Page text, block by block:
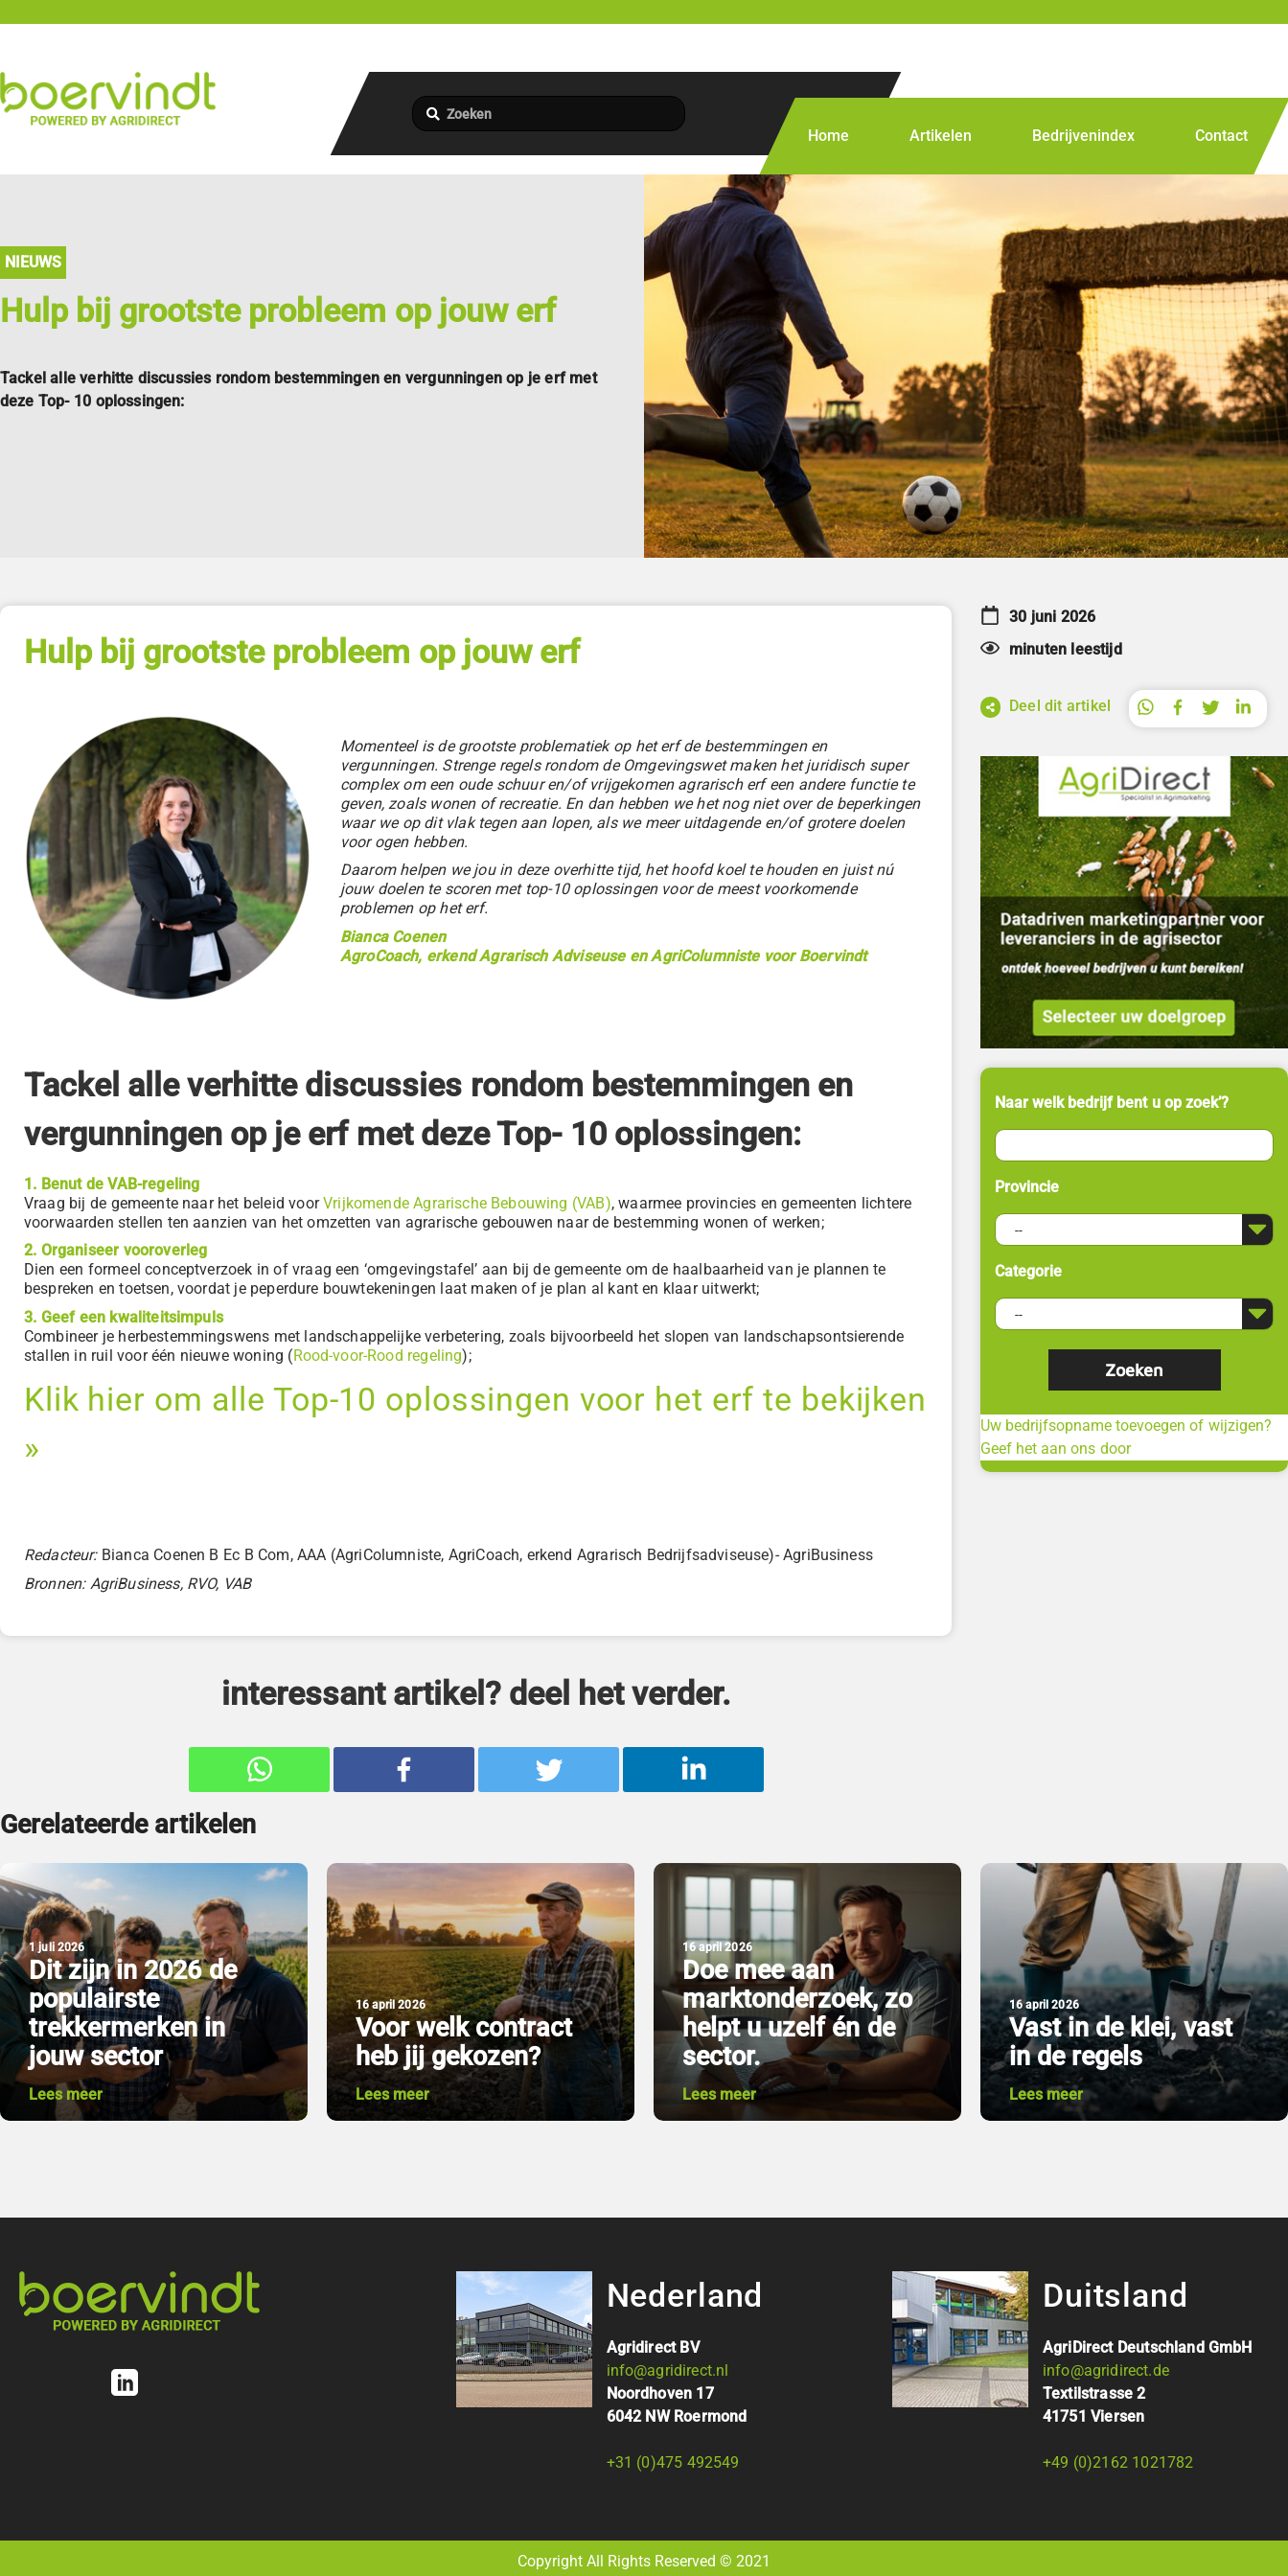
Home Artikelen Bedrijvenindex Contact
NIEUWS
Hulp bij grootste probleem op jouw erf​
Tackel alle verhitte discussies rondom bestemmingen en vergunningen op je erf met
deze Top- 10 oplossingen:
Hulp bij grootste probleem op jouw erf​
Momenteel is de grootste problematiek op het erf de bestemmingen en
vergunningen. Strenge regels rondom de Omgevingswet maken het juridisch super
complex om een oude schuur en/of vrijgekomen agrarisch erf een andere functie te
geven, zoals wonen of recreatie. En dan hebben we het nog niet over de beperkingen
waar we op dit vlak tegen aan lopen, als we meer uitdagende en/of grotere doelen
voor ogen hebben.
Daarom helpen we jou in deze overhitte tijd, het hoofd koel te houden en juist nú
jouw doelen te scoren met top-10 oplossingen voor de meest voorkomende
problemen op het erf.
Bianca Coenen
AgroCoach, erkend Agrarisch Adviseuse en AgriColumniste voor Boervindt
Tackel alle verhitte discussies rondom bestemmingen en
vergunningen op je erf met deze Top- 10 oplossingen:
1. Benut de VAB-regeling
Vraag bij de gemeente naar het beleid voorVrijkomende Agrarische Bebouwing (VAB), waarmee provincies en gemeenten lichtere
voorwaarden stellen ten aanzien van het omzetten van agrarische gebouwen naar de bestemming wonen of werken;
2. Organiseer vooroverleg
Dien een formeel conceptverzoek in of vraag een ‘omgevingstafel’ aan bij de gemeente om de haalbaarheid van je plannen te
bespreken en toetsen, voordat je peperdure bouwtekeningen laat maken of je plan al kant en klaar uitwerkt;
3. Geef een kwaliteitsimpuls
Combineer je herbestemmingswens met landschappelijke verbetering, zoals bijvoorbeeld het slopen van landschapsontsierende
stallen in ruil voor één nieuwe woning (Rood-voor-Rood regeling);
Klik hier om alle Top-10 oplossingen voor het erf te bekijken
»
Redacteur:Bianca Coenen B Ec B Com, AAA (AgriColumniste, AgriCoach, erkend Agrarisch Bedrijfsadviseuse)- AgriBusiness
Bronnen: AgriBusiness, RVO, VAB
interessant artikel? deel het verder.
30 juni 2026
minuten leestijd
Deel dit artikel
Naar welk bedrijf bent u op zoek’?
Provincie
Categorie
Uw bedrijfsopname toevoegen of wijzigen?
Geef het aan ons door
Gerelateerde artikelen
1 juli 2026
Dit zijn in 2026 de
populairste
trekkermerken in
jouw sector
Lees meer
16 april 2026
Voor welk contract
heb jij gekozen?
Lees meer
16 april 2026
Doe mee aan
marktonderzoek, zo
helpt u uzelf én de
sector.
Lees meer
16 april 2026
Vast in de klei, vast
in de regels
Lees meer
Nederland
Agridirect BV
info@agridirect.nl
Noordhoven 17
6042 NW Roermond
+31 (0)475 492549
Duitsland
AgriDirect Deutschland GmbH
info@agridirect.de
Textilstrasse 2
41751 Viersen
+49 (0)2162 1021782
Copyright All Rights Reserved © 2021